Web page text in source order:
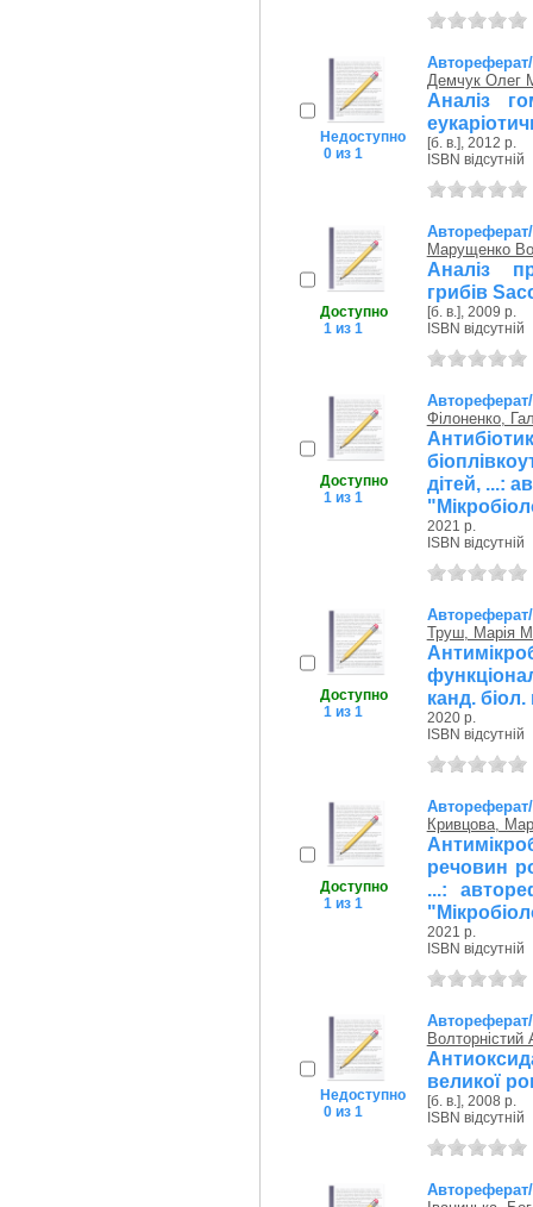
Недоступно
0 из 1
Демчук Олег
Аналіз
[б. в.], 2012 р.
ISBN відсутній
Доступно
1 из 1
Марущенко
Аналіз
грибів
[б. в.], 2009 р.
ISBN відсутній
Доступно
1 из 1
Філоненко,
дітей, ...:
2021 р.
ISBN відсутній
Доступно
1 из 1
Труш, Марія
канд. біол.
2020 р.
ISBN відсутній
Доступно
1 из 1
Кривцова,
речовин
...:
2021 р.
ISBN відсутній
Недоступно
0 из 1
великої
[б. в.], 2008 р.
ISBN відсутній